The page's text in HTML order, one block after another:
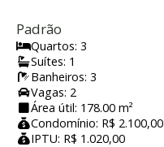
Padrão
Quartos: 3
Suítes: 1
Banheiros: 3
Vagas: 2
Área útil: 178.00 m²
Condomínio: R$ 2.100,00
IPTU: R$ 1.020,00